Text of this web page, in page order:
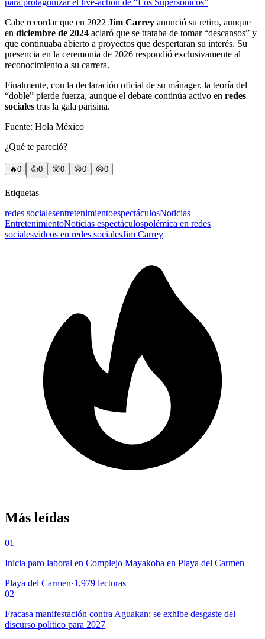
para protagonizar el live-action de “Los Supersónicos”
Cabe recordar que en 2022 Jim Carrey anunció su retiro, aunque
en diciembre de 2024 aclaró que se trataba de tomar “descansos” y
que continuaba abierto a proyectos que despertaran su interés. Su
presencia en la ceremonia de 2026 respondió exclusivamente al
reconocimiento a su carrera.
Finalmente, con la declaración oficial de su mánager, la teoría del
“doble” pierde fuerza, aunque el debate continúa activo en redes
sociales tras la gala parisina.
Fuente: Hola México
¿Qué te pareció?
🔥0 👍0 😲0 😢0 😠0
Etiquetas
redes socialesentretenimientoespectáculosNoticias
EntretenimientoNoticias espectáculospolémica en redes
socialesvideos en redes socialesJim Carrey
Más leídas
01
Inicia paro laboral en Complejo Mayakoba en Playa del Carmen
Playa del Carmen·1,979 lecturas
02
Fracasa manifestación contra Aguakan; se exhibe desgaste del
discurso político para 2027